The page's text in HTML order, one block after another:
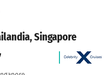
Singapore